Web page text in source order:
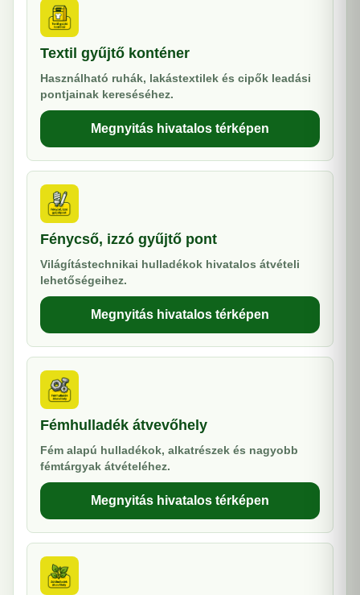
Textil gyűjtő konténer
Használható ruhák, lakástextilek és cipők leadási
pontjainak kereséséhez.
Megnyitás hivatalos térképen
Fénycső, izzó gyűjtő pont
Világítástechnikai hulladékok hivatalos átvételi
lehetőségeihez.
Megnyitás hivatalos térképen
Fémhulladék átvevőhely
Fém alapú hulladékok, alkatrészek és nagyobb
fémtárgyak átvételéhez.
Megnyitás hivatalos térképen